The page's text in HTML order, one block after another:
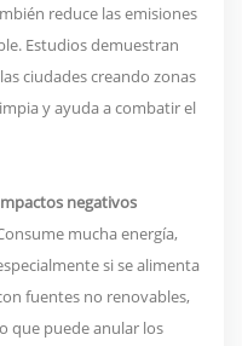
reduce las emisiones
Estudios demuestran
ciudades creando zonas
y ayuda a combatir el
negativos
mucha energía,
si se alimenta
fuentes no renovables,
que puede anular los